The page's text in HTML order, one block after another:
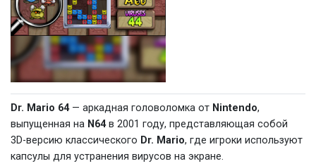
Dr. Mario 64— аркадная головоломка от Nintendo,
выпущенная на N64в 2001 году, представляющая собой
3D-версию классического Dr. Mario, где игроки используют
капсулы для устранения вирусов на экране.